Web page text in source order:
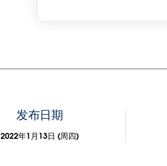
发布日期
2022年1月13日 (周四)